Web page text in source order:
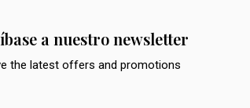
a nuestro newsletter
the latest offers and promotions